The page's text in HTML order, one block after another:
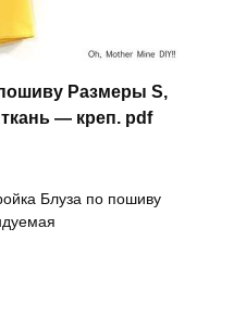
Размеры S,
— креп. pdf
Блуза по пошиву